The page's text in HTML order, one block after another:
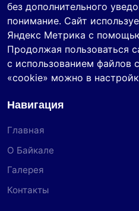
без дополнительного
понимание. Сайт
Яндекс Метрика с
Продолжая пользоваться
с использованием файлов
«cookie» можно в
Навигация
Главная
О Байкале
Галерея
Контакты